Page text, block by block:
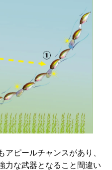
ピールチャンスがあり、
力な武器となること間違い